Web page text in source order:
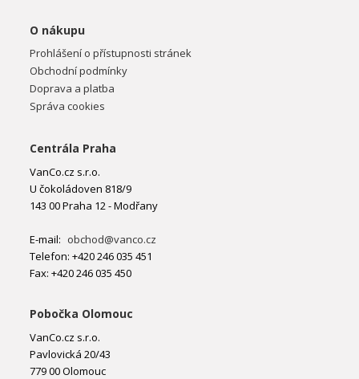
O nákupu
Prohlášení o přístupnosti stránek
Obchodní podmínky
Doprava a platba
Správa cookies
Centrála Praha
VanCo.cz s.r.o.
U čokoládoven 818/9
143 00 Praha 12 - Modřany
E-mail: obchod@vanco.cz
Telefon: +420 246 035 451
Fax: +420 246 035 450
Pobočka Olomouc
VanCo.cz s.r.o.
Pavlovická 20/43
779 00 Olomouc